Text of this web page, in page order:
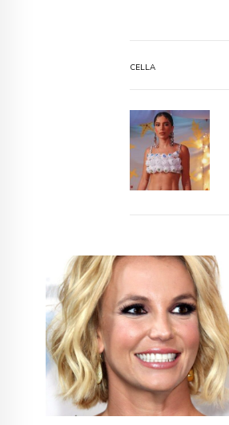
CELLA